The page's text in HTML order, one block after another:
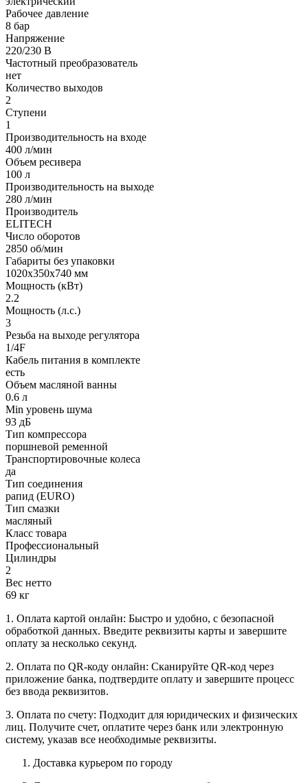
Рабочее давление
8 бар
Напряжение
220/230 В
Частотный преобразователь
нет
Количество выходов
2
Ступени
1
Производительность на входе
400 л/мин
Объем ресивера
100 л
Производительность на выходе
280 л/мин
Производитель
ELITECH
Число оборотов
2850 об/мин
Габариты без упаковки
1020х350х740 мм
Мощность (кВт)
2.2
Мощность (л.с.)
3
Резьба на выходе регулятора
1/4F
Кабель питания в комплекте
есть
Объем масляной ванны
0.6 л
Min уровень шума
93 дБ
Тип компрессора
поршневой ременной
Транспортировочные колеса
да
Тип соединения
рапид (EURO)
Тип смазки
масляный
Класс товара
Профессиональный
Цилиндры
2
Вес нетто
69 кг
1. Оплата картой онлайн: Быстро и удобно, с безопасной
обработкой данных. Введите реквизиты карты и завершите
оплату за несколько секунд.
2. Оплата по QR-коду онлайн: Сканируйте QR-код через
приложение банка, подтвердите оплату и завершите процесс
без ввода реквизитов.
3. Оплата по счету: Подходит для юридических и физических
лиц. Получите счет, оплатите через банк или электронную
систему, указав все необходимые реквизиты.
Доставка курьером по городу